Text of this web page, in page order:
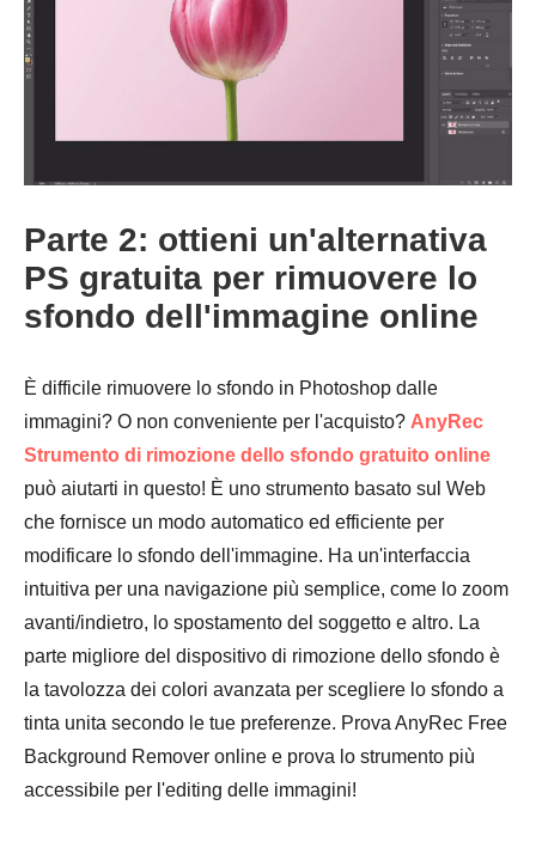
Parte 2: ottieni un'alternativa
PS gratuita per rimuovere lo
sfondo dell'immagine online
È difficile rimuovere lo sfondo in Photoshop dalle
immagini? O non conveniente per l'acquisto? AnyRec
Strumento di rimozione dello sfondo gratuito online
può aiutarti in questo! È uno strumento basato sul Web
che fornisce un modo automatico ed efficiente per
modificare lo sfondo dell'immagine. Ha un'interfaccia
intuitiva per una navigazione più semplice, come lo zoom
avanti/indietro, lo spostamento del soggetto e altro. La
parte migliore del dispositivo di rimozione dello sfondo è
la tavolozza dei colori avanzata per scegliere lo sfondo a
tinta unita secondo le tue preferenze. Prova AnyRec Free
Background Remover online e prova lo strumento più
accessibile per l'editing delle immagini!